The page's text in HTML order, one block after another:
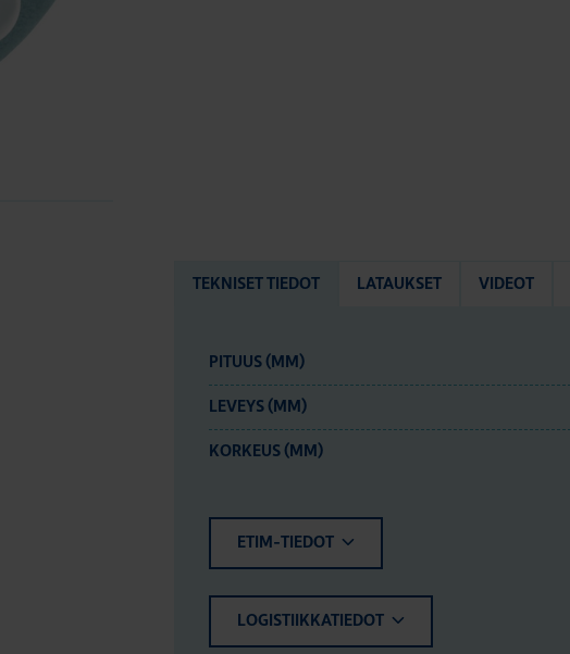
TEKNISET TIEDOT LATAUKSET VIDEOT
PITUUS (MM)
LEVEYS (MM)
KORKEUS (MM)
ETIM-TIEDOT
LOGISTIIKKATIEDOT